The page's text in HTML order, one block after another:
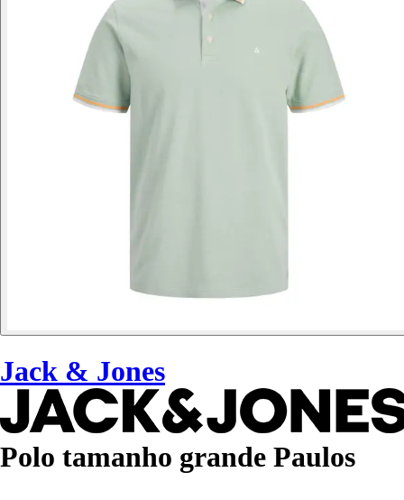
Jack & Jones
Polo tamanho grande Paulos